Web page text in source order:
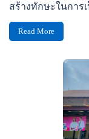
สร้างทักษะในการ
Read More